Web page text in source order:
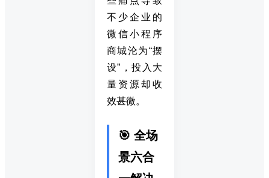
不少企业的
微信小程序
商城沦为“摆
设”，投入大
量资源却收
效甚微。
🎯 全场
景六合